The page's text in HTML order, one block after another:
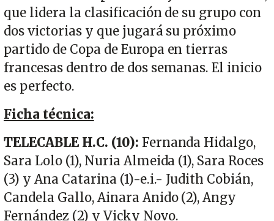
que lidera la clasificación de su grupo con
dos victorias y que jugará su próximo
partido de Copa de Europa en tierras
francesas dentro de dos semanas. El inicio
es perfecto.
Ficha técnica:
TELECABLE H.C. (10): Fernanda Hidalgo,
Sara Lolo (1), Nuria Almeida (1), Sara Roces
(3) y Ana Catarina (1)-e.i.- Judith Cobián,
Candela Gallo, Ainara Anido (2), Angy
Fernández (2) y Vicky Novo.